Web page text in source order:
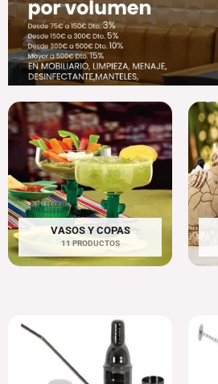
VASOS Y COPAS
11 PRODUCTOS